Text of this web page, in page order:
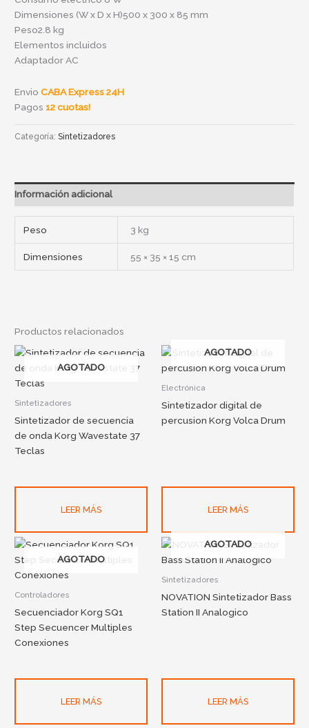
Dimensiones (W x D x H)500 x 300 x 85 mm
Peso2.8 kg
Elementos incluidos
Adaptador AC
EnvioCABA Express 24H
Pagos12 cuotas!
Categoría:Sintetizadores
Información adicional
Peso 3 kg
Dimensiones 55 × 35 × 15 cm
Productos relacionados
AGOTADO
Sintetizadores
Sintetizador de secuencia
de onda Korg Wavestate 37
Teclas
LEER MÁS
AGOTADO
Electrónica
Sintetizador digital de
percusion Korg Volca Drum
LEER MÁS
AGOTADO
Controladores
Secuenciador Korg SQ1
Step Secuencer Multiples
Conexiones
LEER MÁS
AGOTADO
Sintetizadores
NOVATION Sintetizador Bass
Station II Analogico
LEER MÁS